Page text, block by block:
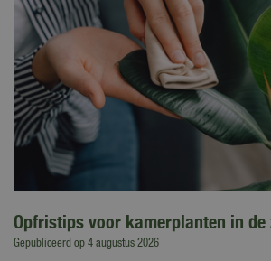
Opfristips voor kamerplanten in de
Gepubliceerd op 4 augustus 2026